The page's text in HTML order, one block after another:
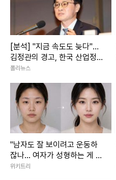
[분석] "지금 속도도 늦다"…
김정관의 경고, 한국 산업정
책 '속도전' 시대로 전환되나
폴리뉴스
"남자도 잘 보이려고 운동하
잖나... 여자가 성형하는 게 대
체 왜 문제냐"
위키트리